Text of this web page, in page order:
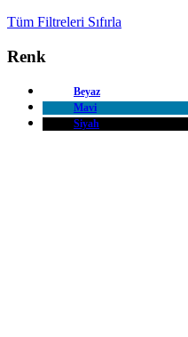
Tüm Filtreleri Sıfırla
Renk
Beyaz
Mavi
Siyah